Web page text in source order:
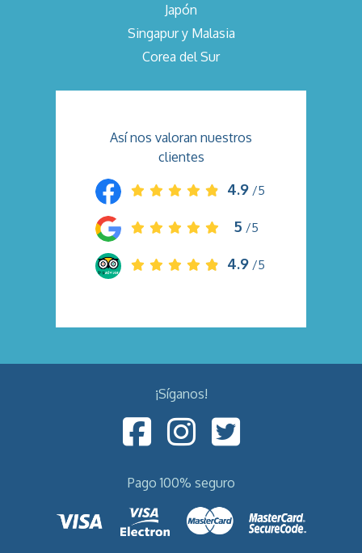
Japón
Singapur y Malasia
Corea del Sur
Así nos valoran nuestros
clientes
4.9 /5
5 /5
4.9 /5
¡Síganos!
Pago 100% seguro